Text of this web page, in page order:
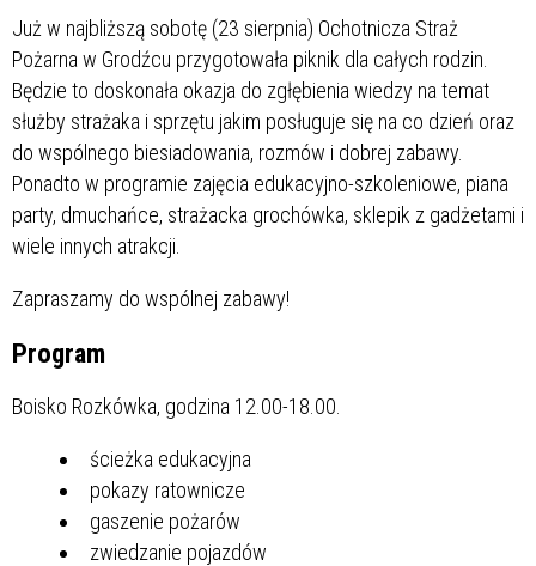
Już w najbliższą sobotę (23 sierpnia) Ochotnicza Straż
Pożarna w Grodźcu przygotowała piknik dla całych rodzin.
Będzie to doskonała okazja do zgłębienia wiedzy na temat
służby strażaka i sprzętu jakim posługuje się na co dzień oraz
do wspólnego biesiadowania, rozmów i dobrej zabawy.
Ponadto w programie zajęcia edukacyjno-szkoleniowe, piana
party, dmuchańce, strażacka grochówka, sklepik z gadżetami i
wiele innych atrakcji.
Zapraszamy do wspólnej zabawy!
Program
Boisko Rozkówka, godzina 12.00-18.00.
ścieżka edukacyjna
pokazy ratownicze
gaszenie pożarów
zwiedzanie pojazdów